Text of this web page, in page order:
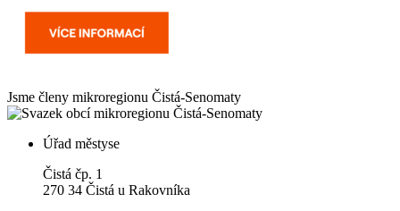
Jsme členy mikroregionu Čistá-Senomaty
Úřad městyse
Čistá čp. 1
270 34 Čistá u Rakovníka